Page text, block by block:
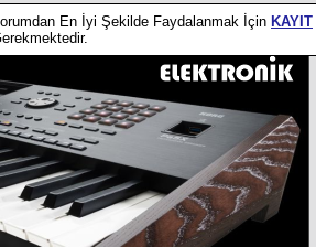
En İyi Şekilde Faydalanmak İçin KAYIT